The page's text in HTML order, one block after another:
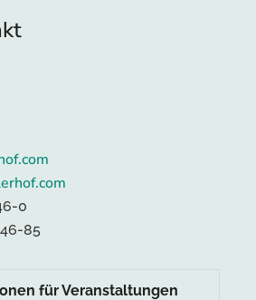
0
85
für Veranstaltungen